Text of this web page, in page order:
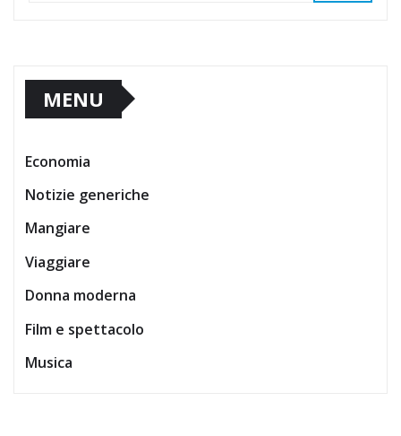
MENU
Economia
Notizie generiche
Mangiare
Viaggiare
Donna moderna
Film e spettacolo
Musica